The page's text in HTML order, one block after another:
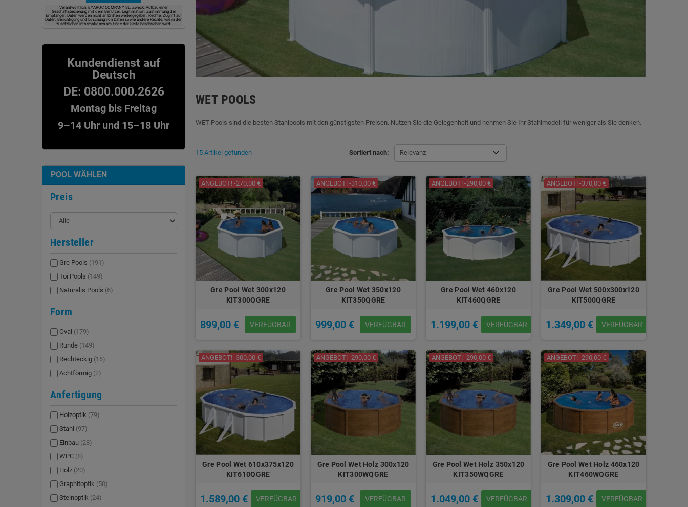
Verantwortlich: EYAROC COMPANY SL, Zweck: Aufbau einer
Geschäftsbeziehung mit dem Benutzer. Legitimation: Zustimmung der
Empfänger: Daten werden nicht an Dritten weitergegeben. Rechte: Zugriff auf
Daten, Berichtigung und Löschung von Daten sowie andere Rechte, wie in den
zusätzlichen Informationen am Ende der Seite beschrieben wird.
Kundendienst auf
Deutsch
DE: 0800.000.2626
Montag bis Freitag
9–14 Uhr und 15–18 Uhr
POOL WÄHLEN
Preis
Hersteller
Gre Pools (191)
Toi Pools (149)
Naturalis Pools (6)
Form
Oval (179)
Runde (149)
Rechteckig (16)
Achtförmig (2)
Anfertigung
Holzoptik (79)
Stahl (97)
Einbau (28)
WPC (8)
Holz (20)
Graphitoptik (50)
Steinoptik (24)
WET POOLS
WET Pools sind die besten Stahlpools mit den günstigsten Preisen. Nutzen Sie die Gelegenheit und nehmen Sie Ihr Stahlmodell für weniger als Sie denken.
Sortiert nach: Relevanz
15 Artikel gefunden
ANGEBOT! -270,00 €
Gre Pool Wet 300x120
KIT300QGRE
899,00 € VERFÜGBAR
ANGEBOT! -310,00 €
Gre Pool Wet 350x120
KIT350QGRE
999,00 € VERFÜGBAR
ANGEBOT! -290,00 €
Gre Pool Wet 460x120
KIT460QGRE
1.199,00 € VERFÜGBAR
ANGEBOT! -370,00 €
Gre Pool Wet 500x300x120
KIT500QGRE
1.349,00 € VERFÜGBAR
ANGEBOT! -300,00 €
Gre Pool Wet 610x375x120
KIT610QGRE
1.589,00 € VERFÜGBAR
ANGEBOT! -290,00 €
Gre Pool Wet Holz 300x120
KIT300WQGRE
919,00 € VERFÜGBAR
ANGEBOT! -290,00 €
Gre Pool Wet Holz 350x120
KIT350WQGRE
1.049,00 € VERFÜGBAR
ANGEBOT! -290,00 €
Gre Pool Wet Holz 460x120
KIT460WQGRE
1.309,00 € VERFÜGBAR